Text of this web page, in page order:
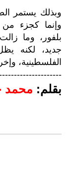
وبذلك يستمر
وإنما كجزء
بلفور، وما
جديد، لكنه
الفلسطينية،
بقلم: محمد